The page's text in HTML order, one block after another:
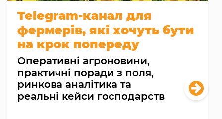
Telegram-канал для
фермерів, які хочуть бути
на крок попереду
Оперативні агроновини,
практичні поради з поля,
ринкова аналітика та
реальні кейси господарств